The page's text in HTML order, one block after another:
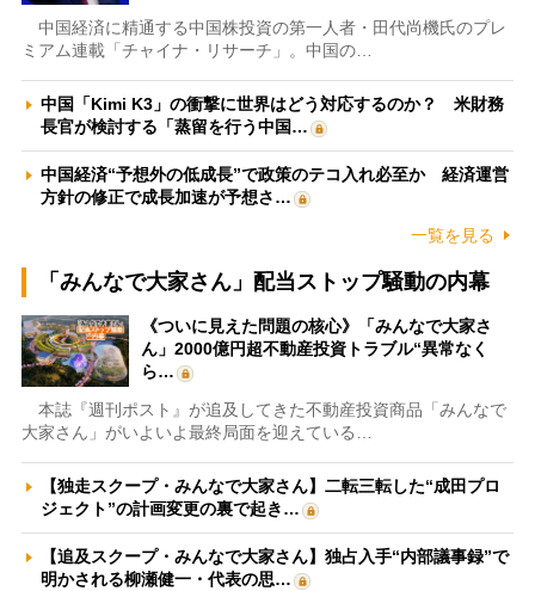
中国経済に精通する中国株投資の第一人者・田代尚機氏のプレ
ミアム連載「チャイナ・リサーチ」。中国の…
中国「Kimi K3」の衝撃に世界はどう対応するのか？ 米財務
長官が検討する「蒸留を行う中国…
中国経済“予想外の低成長”で政策のテコ入れ必至か 経済運営
方針の修正で成長加速が予想さ…
一覧を見る
「みんなで大家さん」配当ストップ騒動の内幕
《ついに見えた問題の核心》「みんなで大家さ
ん」2000億円超不動産投資トラブル“異常なく
ら…
本誌『週刊ポスト』が追及してきた不動産投資商品「みんなで
大家さん」がいよいよ最終局面を迎えている…
【独走スクープ・みんなで大家さん】二転三転した“成田プロ
ジェクト”の計画変更の裏で起き…
【追及スクープ・みんなで大家さん】独占入手“内部議事録”で
明かされる柳瀬健一・代表の思…